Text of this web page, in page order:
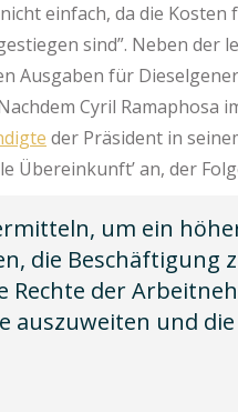
einfach, da die
sind”. Neben der
Ausgaben für
Cyril Ramaphosa
der Präsident in
Übereinkunft’ an, der
um ein
die Beschäftigung
Rechte der
und